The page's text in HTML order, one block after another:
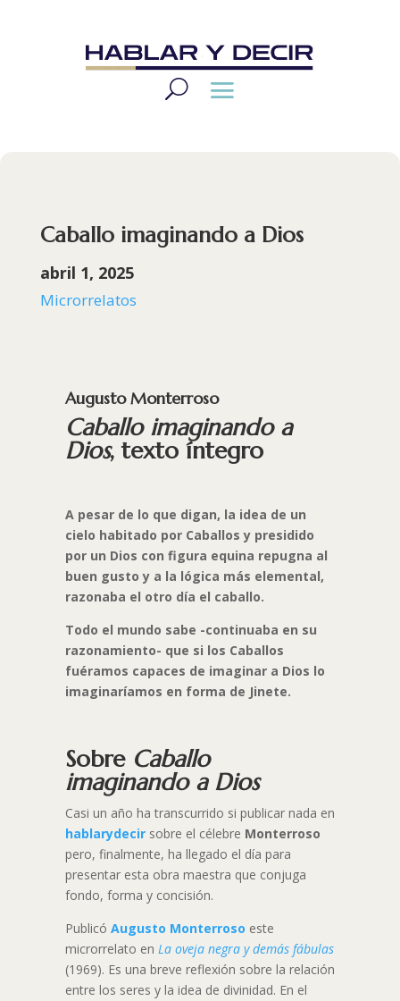
Caballo imaginando a Dios
abril 1, 2025
Microrrelatos
Augusto Monterroso
Caballo imaginando a
Dios, texto íntegro
A pesar de lo que digan, la idea de un
cielo habitado por Caballos y presidido
por un Dios con figura equina repugna al
buen gusto y a la lógica más elemental,
razonaba el otro día el caballo.
Todo el mundo sabe -continuaba en su
razonamiento- que si los Caballos
fuéramos capaces de imaginar a Dios lo
imaginaríamos en forma de Jinete.
Sobre Caballo
imaginando a Dios
Casi un año ha transcurrido si publicar nada en
hablarydecirsobre el célebre Monterroso
pero, finalmente, ha llegado el día para
presentar esta obra maestra que conjuga
fondo, forma y concisión.
Publicó Augusto Monterroso este
microrrelato en La oveja negra y demás fábulas
(1969). Es una breve reflexión sobre la relación
entre los seres y la idea de divinidad. En el